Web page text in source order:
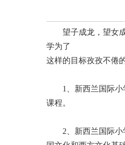
望子成龙，望女成
学为了
这样的目标孜孜不倦
1、新西兰国际小学
课程。
2、新西兰国际小学